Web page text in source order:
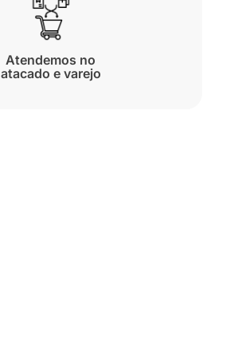
Atendemos no
atacado e varejo